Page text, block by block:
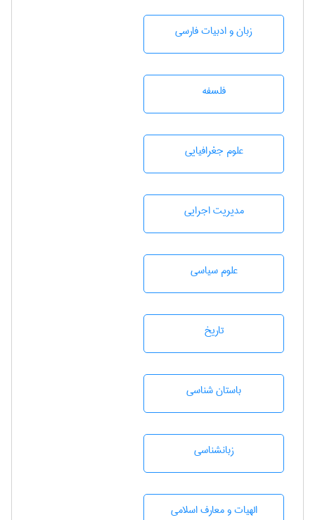
زبان و ادبيات فارسی
فلسفه
علوم جغرافيايی
مديريت اجرايی
علوم سياسی
تاريخ
باستان شناسی
زبانشناسی
الهیات و معارف اسلامی